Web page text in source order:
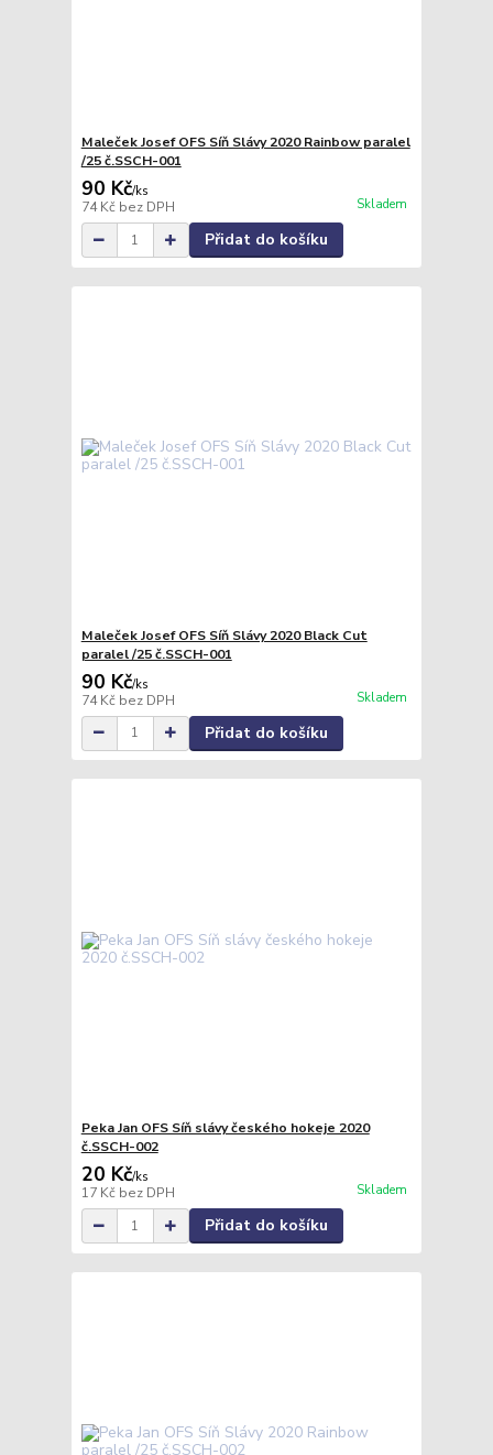
Maleček Josef OFS Síň Slávy 2020 Rainbow paralel
/25 č.SSCH-001
90 Kč/ks
74 Kč bez DPH Skladem
Přidat do košíku
Maleček Josef OFS Síň Slávy 2020 Black Cut
paralel /25 č.SSCH-001
90 Kč/ks
74 Kč bez DPH Skladem
Přidat do košíku
Peka Jan OFS Síň slávy českého hokeje 2020
č.SSCH-002
20 Kč/ks
17 Kč bez DPH Skladem
Přidat do košíku